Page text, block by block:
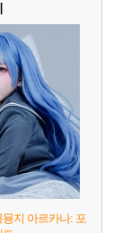
지 아르카나: 포